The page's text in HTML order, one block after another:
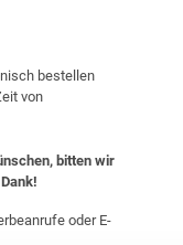
bestellen
von
bitten wir
oder E-